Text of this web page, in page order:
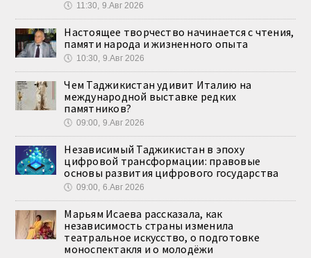
🕔 11:30, 9.Авг 2026
Настоящее творчество начинается с чтения,
памяти народа и жизненного опыта
🕔 10:30, 9.Авг 2026
Чем Таджикистан удивит Италию на
международной выставке редких
памятников?
🕔 09:00, 9.Авг 2026
Независимый Таджикистан в эпоху
цифровой трансформации: правовые
основы развития цифрового государства
🕔 09:00, 6.Авг 2026
Марьям Исаева рассказала, как
независимость страны изменила
театральное искусство, о подготовке
моноспектакля и о молодёжи